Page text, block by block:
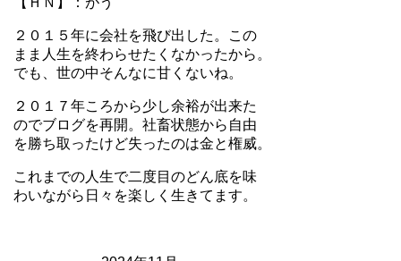
２０１５年に会社を飛び出した。この
まま人生を終わらせたくなかったから。
でも、世の中そんなに甘くないね。
２０１７年ころから少し余裕が出来た
のでブログを再開。社畜状態から自由
を勝ち取ったけど失ったのは金と権威。
これまでの人生で二度目のどん底を味
わいながら日々を楽しく生きてます。